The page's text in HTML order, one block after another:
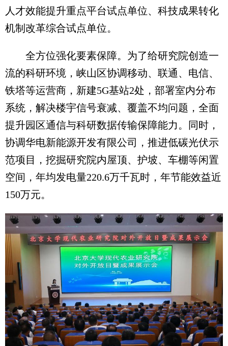
人才效能提升重点平台试点单位、科技成果转化
机制改革综合试点单位。
全方位强化要素保障。为了给研究院创造一
流的科研环境，峡山区协调移动、联通、电信、
铁塔等运营商，新建5G基站2处，部署室内分布
系统，解决楼宇信号衰减、覆盖不均问题，全面
提升园区通信与科研数据传输保障能力。同时，
协调华电新能源开发有限公司，推进低碳光伏示
范项目，挖掘研究院内屋顶、护坡、车棚等闲置
空间，年均发电量220.6万千瓦时，年节能效益近
150万元。